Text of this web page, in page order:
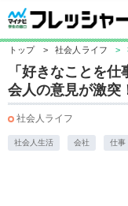
トップ > 社会人ライフ >
「好きなことを
会人の意見が激突
社会人ライフ
社会人生活 会社 仕事